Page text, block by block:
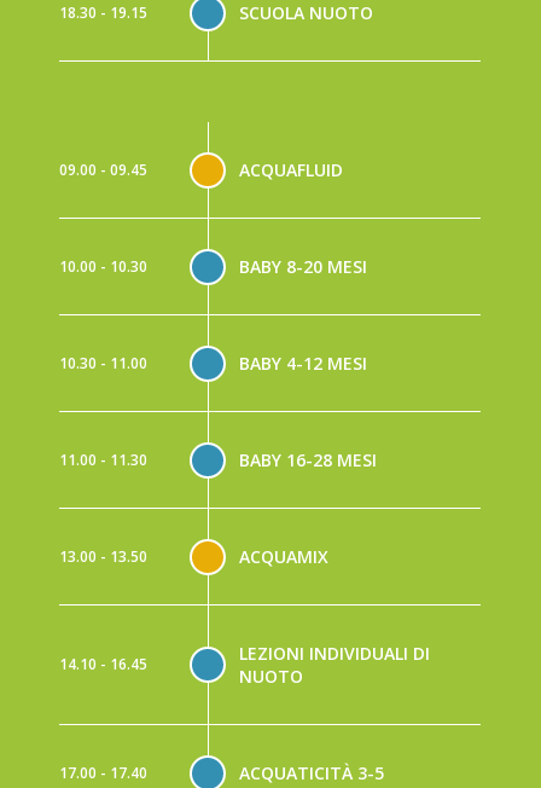
18.30 - 19.15 SCUOLA NUOTO
09.00 - 09.45 ACQUAFLUID
10.00 - 10.30 BABY 8-20 MESI
10.30 - 11.00 BABY 4-12 MESI
11.00 - 11.30 BABY 16-28 MESI
13.00 - 13.50 ACQUAMIX
14.10 - 16.45
LEZIONI INDIVIDUALI DI
NUOTO
17.00 - 17.40 ACQUATICITÀ 3-5